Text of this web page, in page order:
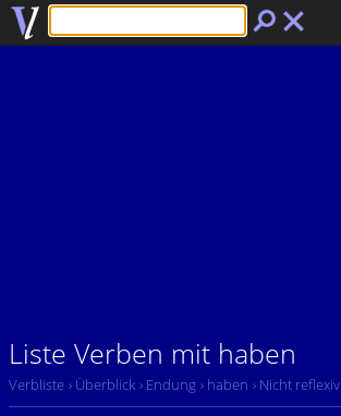
Liste Verben mit haben
Verbliste › Überblick › Endung › haben › Nicht reflexiv